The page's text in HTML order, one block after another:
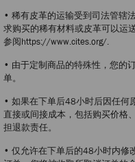
• 稀有皮革的运输受到司法管辖
求购买的稀有材料或皮革可以运
参阅https://www.cites.org/.
• 由于定制商品的特殊性，您的
单。
• 如果在下单后48小时后因任何
直接或间接成本，包括购买价格
担退款责任。
• 仅允许在下单后的48小时内修